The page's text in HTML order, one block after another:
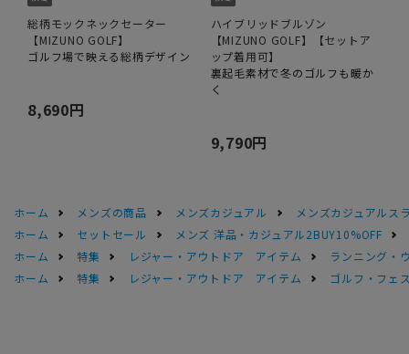
総柄モックネックセーター
【MIZUNO GOLF】
ゴルフ場で映える総柄デザイン
8,690円
ハイブリッドブルゾン
【MIZUNO GOLF】【セットア
ップ着用可】
裏起毛素材で冬のゴルフも暖か
く
9,790円
ホーム メンズの商品 メンズカジュアル
メンズカジュアルス
ホーム
セットセール
メンズ 洋品・カジュアル2BUY10%OFF
ホーム
特集 レジャー・アウトドア アイテム
ランニング・
ホーム
特集 レジャー・アウトドア アイテム ゴルフ・フェ